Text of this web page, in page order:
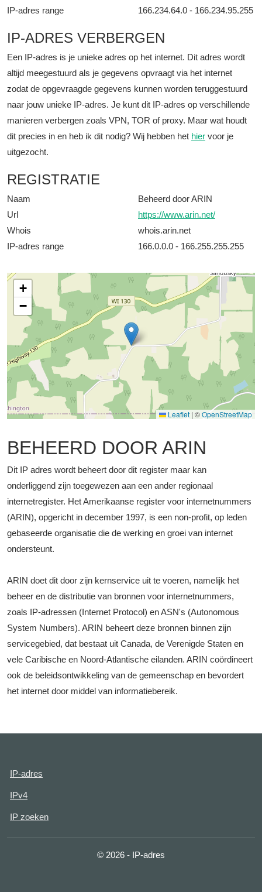
IP-adres range
166.234.64.0 - 166.234.95.255
IP-ADRES VERBERGEN
Een IP-adres is je unieke adres op het internet. Dit adres wordt
altijd meegestuurd als je gegevens opvraagt via het internet
zodat de opgevraagde gegevens kunnen worden teruggestuurd
naar jouw unieke IP-adres. Je kunt dit IP-adres op verschillende
manieren verbergen zoals VPN, TOR of proxy. Maar wat houdt
dit precies in en heb ik dit nodig? Wij hebben het hier voor je
uitgezocht.
REGISTRATIE
Naam
Beheerd door ARIN
Url
https://www.arin.net/
Whois
whois.arin.net
IP-adres range
166.0.0.0 - 166.255.255.255
+
−
Leaflet | ©OpenStreetMap
BEHEERD DOOR ARIN
Dit IP adres wordt beheert door dit register maar kan
onderliggend zijn toegewezen aan een ander regionaal
internetregister. Het Amerikaanse register voor internetnummers
(ARIN), opgericht in december 1997, is een non-profit, op leden
gebaseerde organisatie die de werking en groei van internet
ondersteunt.
ARIN doet dit door zijn kernservice uit te voeren, namelijk het
beheer en de distributie van bronnen voor internetnummers,
zoals IP-adressen (Internet Protocol) en ASN's (Autonomous
System Numbers). ARIN beheert deze bronnen binnen zijn
servicegebied, dat bestaat uit Canada, de Verenigde Staten en
vele Caribische en Noord-Atlantische eilanden. ARIN coördineert
ook de beleidsontwikkeling van de gemeenschap en bevordert
het internet door middel van informatiebereik.
IP-adres
IPv4
IP zoeken
© 2026 - IP-adres